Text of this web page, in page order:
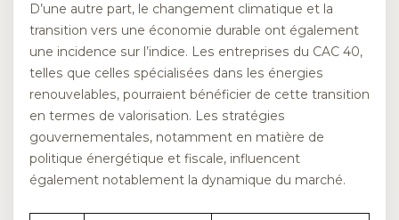
D’une autre part, le changement climatique et la
transition vers une économie durable ont également
une incidence sur l’indice. Les entreprises du CAC 40,
telles que celles spécialisées dans les énergies
renouvelables, pourraient bénéficier de cette transition
en termes de valorisation. Les stratégies
gouvernementales, notamment en matière de
politique énergétique et fiscale, influencent
également notablement la dynamique du marché.